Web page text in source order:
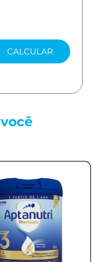
CALCULAR
você